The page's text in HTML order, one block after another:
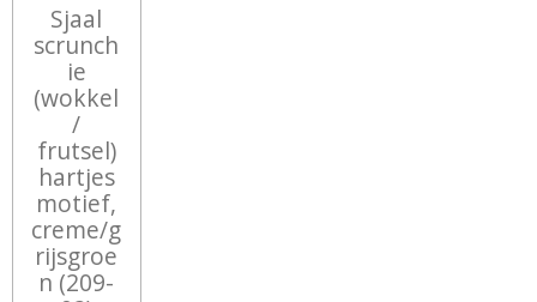
Sjaal
scrunch
ie
(wokkel
/
frutsel)
hartjes
motief,
creme/g
rijsgroe
n (209-